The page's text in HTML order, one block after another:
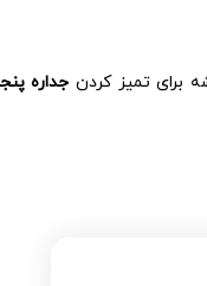
برای تمیز کردن جداره